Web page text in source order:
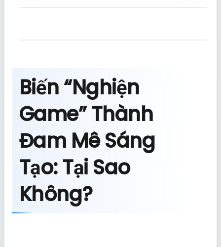
Biến “Nghiện
Game” Thành
Đam Mê Sáng
Tạo: Tại Sao
Không?